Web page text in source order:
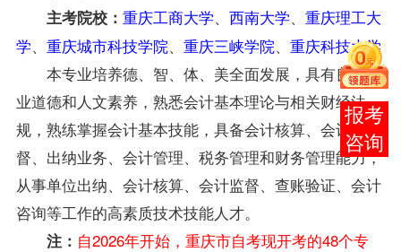
主考院校： 重庆工商大学、 西南大学、 重庆理工大
学、 重庆城市科技学院、 重庆三峡学院、 重庆科技大学
本专业培养德、智、体、美全面发展，具有良好职
业道德和人文素养，熟悉会计基本理论与相关财经法
规，熟练掌握会计基本技能，具备会计核算、会计监
督、出纳业务、会计管理、税务管理和财务管理能力，
从事单位出纳、会计核算、会计监督、查账验证、会计
咨询等工作的高素质技术技能人才。
注： 自2026年开始，重庆市自考现开考的48个专
报考
咨询